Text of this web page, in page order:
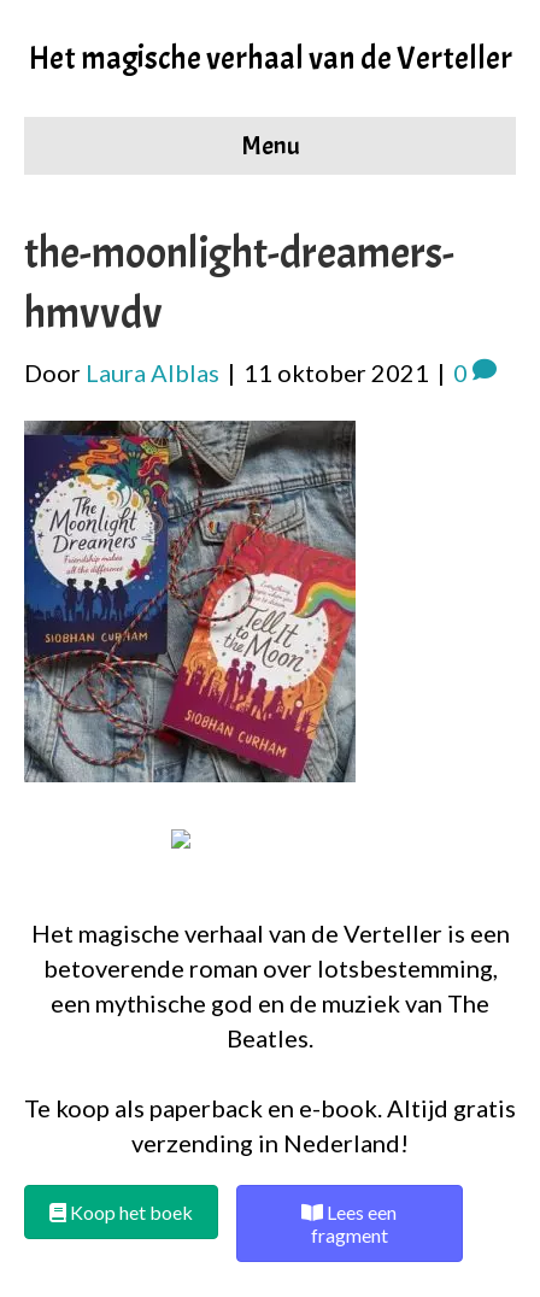
Het magische verhaal van de Verteller
Menu
the-moonlight-dreamers-
hmvvdv
Door Laura Alblas | 11 oktober 2021 | 0
Het magische verhaal van de Verteller is een
betoverende roman over lotsbestemming,
een mythische god en de muziek van The
Beatles.
Te koop als paperback en e-book. Altijd gratis
verzending in Nederland!
Koop het boek
Lees een
fragment